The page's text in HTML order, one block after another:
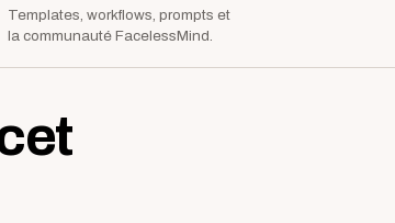
Templates, workflows, prompts et
la communauté FacelessMind.